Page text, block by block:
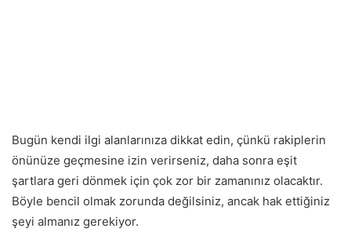
Bugün kendi ilgi alanlarınıza dikkat edin, çünkü rakiplerin
önünüze geçmesine izin verirseniz, daha sonra eşit
şartlara geri dönmek için çok zor bir zamanınız olacaktır.
Böyle bencil olmak zorunda değilsiniz, ancak hak ettiğiniz
şeyi almanız gerekiyor.